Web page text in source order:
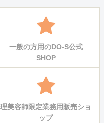
一般の方用のDO-S公式
SHOP
理美容師限定業務用販売ショ
ップ